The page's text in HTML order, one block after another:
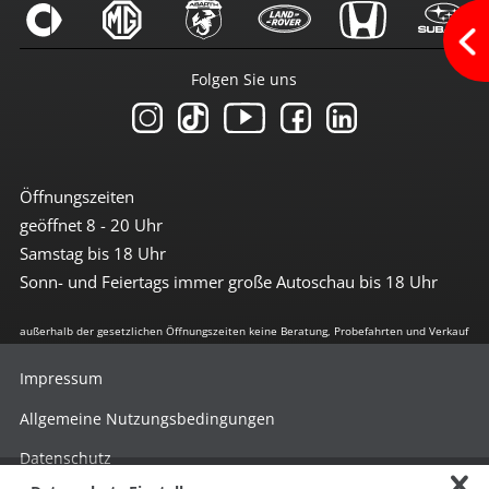
Radio mit Farbdisplay
Radio mit Touchscreen
6x Airbag
Abstandswarnsystem
Antiblockiersystem
Antischlupfregulierung
Beifahrerairbag abschaltbar
Berganfahrhilfe
Einparkhilfe vorn + hinten
Fernlichtassistent
Geschwindigkeit-Begrenzungsanlage
LED Heckleuchten
Öffnungszeiten
geöffnet 8 - 20 Uhr
Samstag bis 18 Uhr
Sonn- und Feiertags immer große Autoschau bis 18 Uhr
Folgen Sie uns
außerhalb der gesetzlichen Öffnungszeiten keine Beratung, Probefahrten und Verkauf
Impressum
Allgemeine Nutzungsbedingungen
Datenschutz